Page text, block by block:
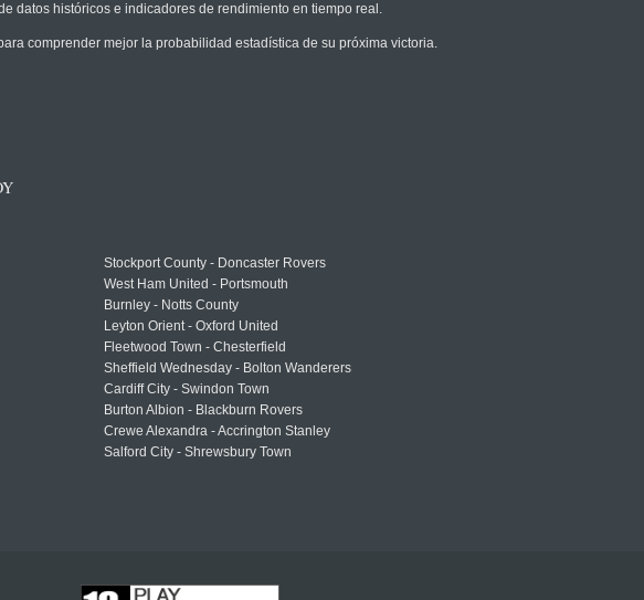
datos históricos e indicadores de rendimiento en tiempo real.
comprender mejor la probabilidad estadística de su próxima victoria.
Stockport County - Doncaster Rovers
West Ham United - Portsmouth
Burnley - Notts County
Leyton Orient - Oxford United
Fleetwood Town - Chesterfield
Sheffield Wednesday - Bolton Wanderers
Cardiff City - Swindon Town
Burton Albion - Blackburn Rovers
Crewe Alexandra - Accrington Stanley
Salford City - Shrewsbury Town